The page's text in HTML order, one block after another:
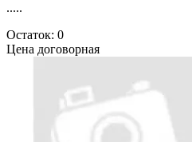
.....
Остаток: 0
Цена договорная